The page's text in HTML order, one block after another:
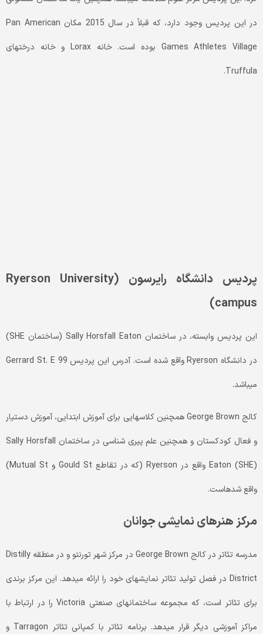
در این پردیس وجود دارد، که قبلاً در سال 2015 مکان Pan American
Games Athletes Village بوده­ است. خانه­ Lorax و خانه درخت­های
Truffula.
پردیس دانشگاه رایرسون
(Ryerson University
campus)
این پردیس وابسته، در ساختمان Sally Horsfall Eaton (ساختمان SHE)
در دانشگاه Ryerson واقع شده­ است. آدرس این پردیس 99 Gerrard St. E
می­باشد.
کالج George Brown همچنین کلاس­هایی برای آموزش ابتدایی، آموزش دستیار
و فعال کودکستان و همچنین علم پیری­ شناسی در ساختمان Sally Horsfall
Eaton (SHE) واقع در Ryerson (که در تقاطع Gould St و Mutual St)
واقع شده­است.
مرکز هنرهای نمایشی جوانان
مدرسه تئاتر در کالج George Brown در مرکز شهر تورنتو و در منطقه Distilly
District در فصل تولید تئاتر نمایش­های خود را ارائه می­دهد. این مرکز برندی
برای تئاتر است، که مجموعه ساختمان­های صنعتی Victoria را در ارتباط با
مراکز آموزشی دیگر قرار می­دهد. برنامه تئاتر با کمپانی تئاتر Tarragon و